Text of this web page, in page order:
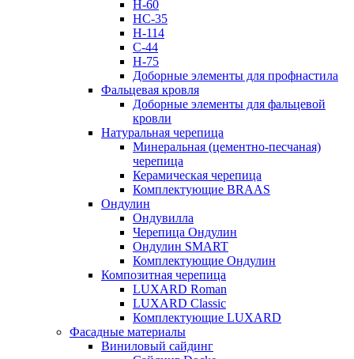
Н-60
НС-35
Н-114
С-44
Н-75
Доборные элементы для профнастила
Фальцевая кровля
Доборные элементы для фальцевой
кровли
Натуральная черепица
Минеральная (цементно-песчаная)
черепица
Керамическая черепица
Комплектующие BRAAS
Ондулин
Ондувилла
Черепица Ондулин
Ондулин SMART
Комплектующие Ондулин
Композитная черепица
LUXARD Roman
LUXARD Classic
Комплектующие LUXARD
Фасадные материалы
Виниловый сайдинг